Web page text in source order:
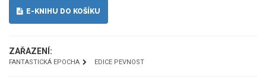
E-KNIHU DO KOŠÍKU
ZAŘAZENÍ:
FANTASTICKÁ EPOCHA EDICE PEVNOST